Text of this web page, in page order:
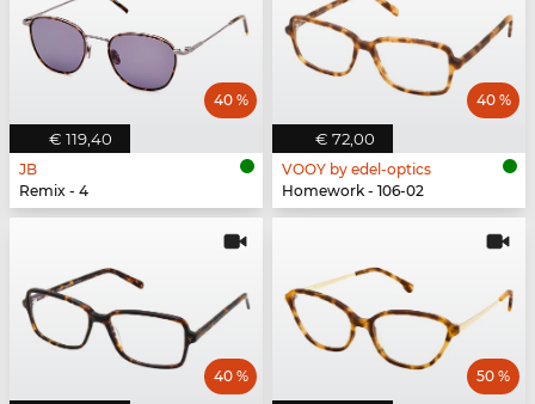
€ 119,40
40 %
JB
Remix - 4
€ 72,00
40 %
VOOY by edel-optics
Homework - 106-02
40 % 50 %